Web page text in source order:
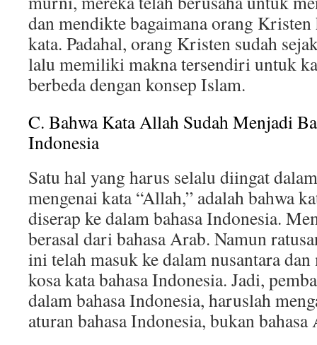
dan mendikte bagaimana orang
kata. Padahal, orang Kristen sudah
lalu memiliki makna tersendiri untuk
berbeda dengan konsep Islam.
C. Bahwa Kata Allah Sudah Menjadi
Indonesia
Satu hal yang harus selalu diingat
mengenai kata “Allah,” adalah bahwa
diserap ke dalam bahasa Indonesia.
berasal dari bahasa Arab. Namun
ini telah masuk ke dalam nusantara
kosa kata bahasa Indonesia. Jadi,
dalam bahasa Indonesia, haruslah
aturan bahasa Indonesia, bukan bahasa